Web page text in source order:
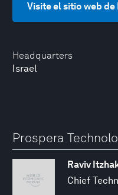
Headquarters
Israel
Visite el sitio web
Prospera
Raviv
Chief